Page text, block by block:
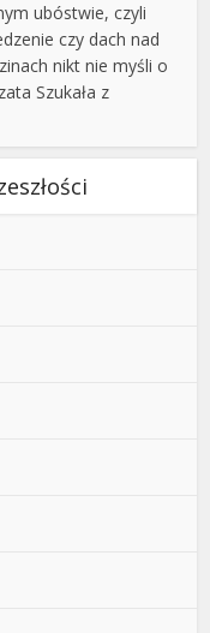
ubóstwie, czyli
czy dach nad
nikt nie myśli o
Szukała z